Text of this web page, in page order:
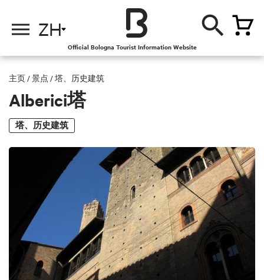
ZH
Official Bologna Tourist Information Website
主页 /景点 /塔、历史建筑
Alberici塔
塔、历史建筑